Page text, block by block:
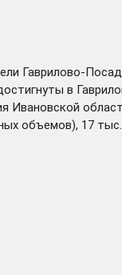
Гаврилово-
в
Ивановской
объемов), 17